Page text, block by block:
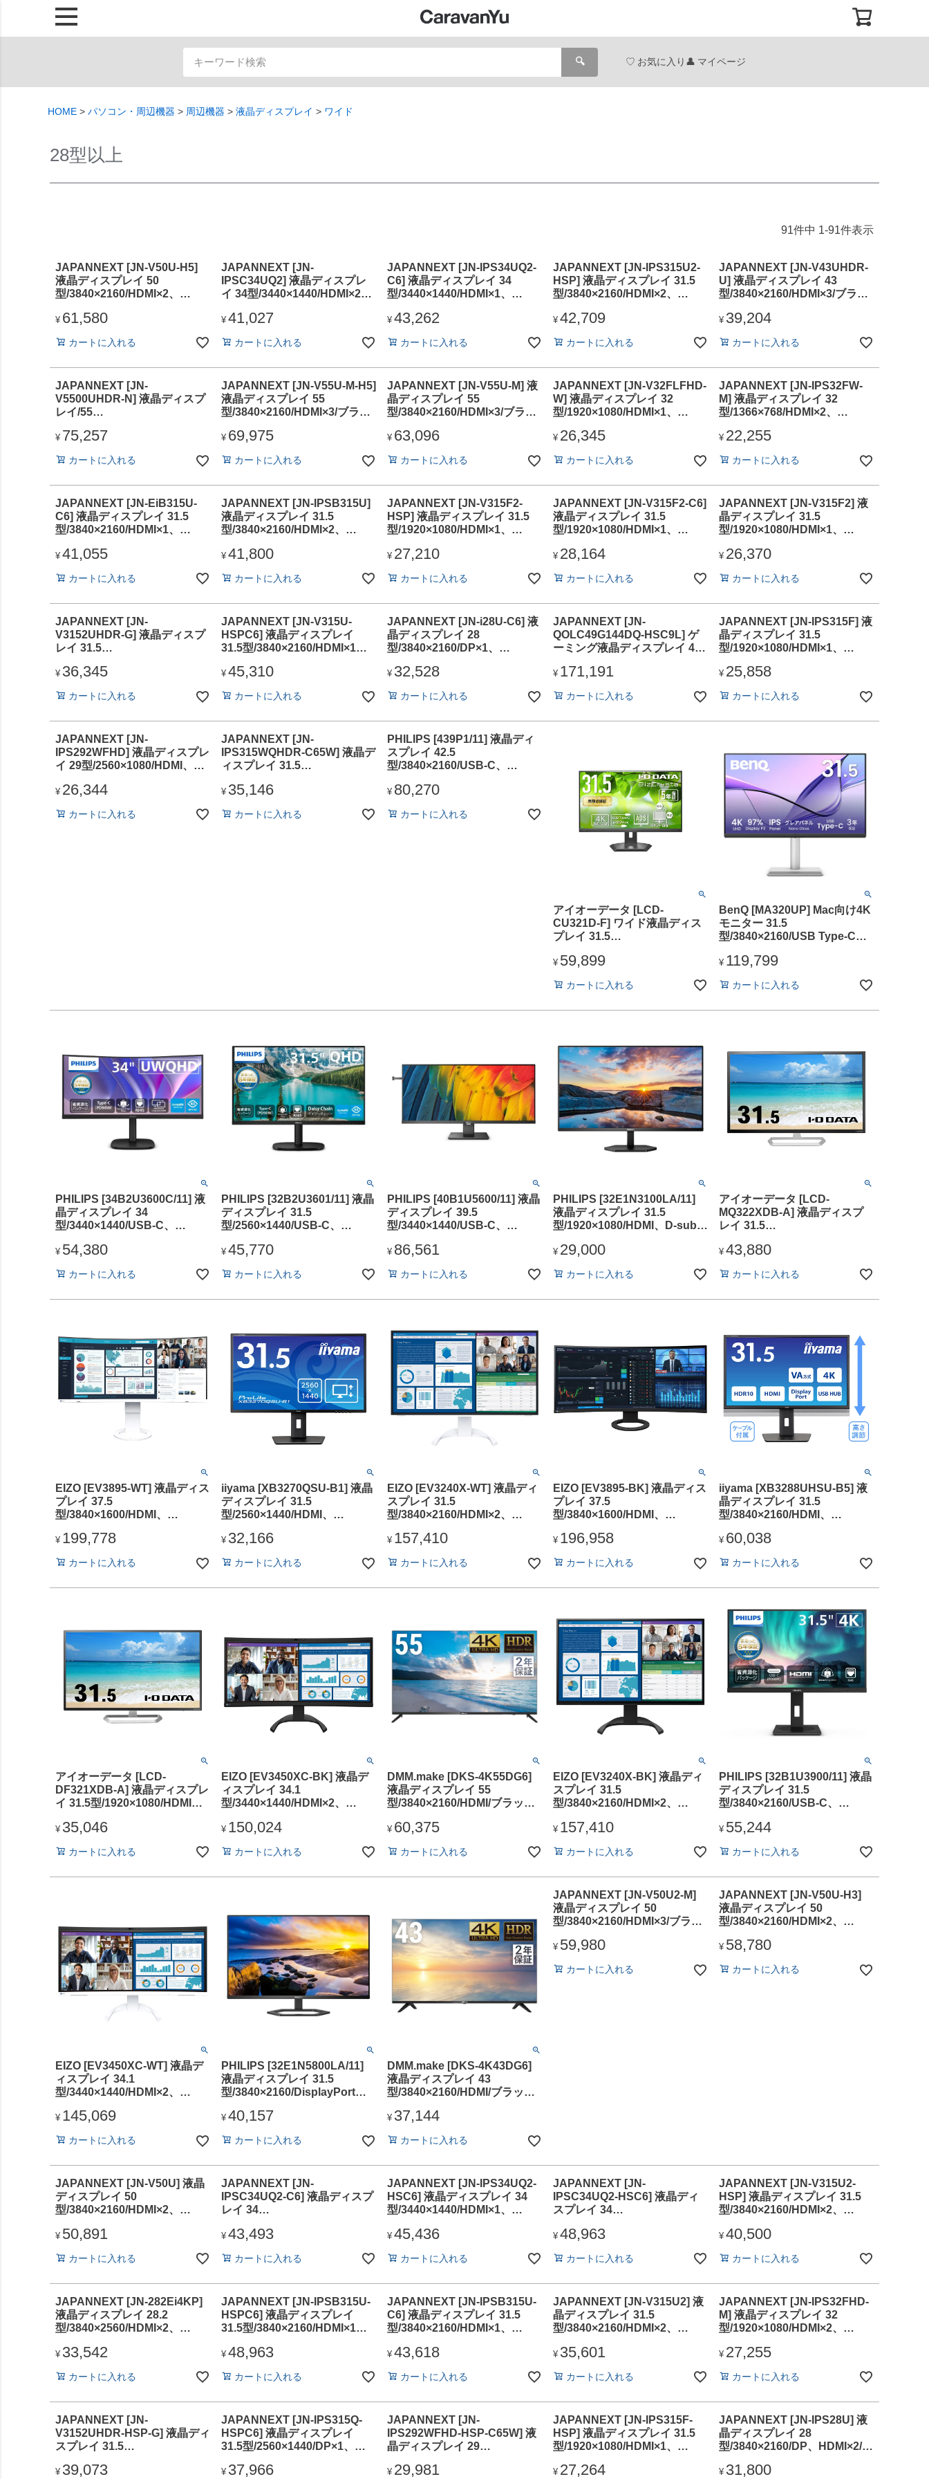
🔍 お気に入り マイページ
HOME パソコン・周辺機器 周辺機器 液晶ディスプレイ ワイド
28型以上
91件中 1-91件表示
JAPANNEXT [JN-V50U-H5]
液晶ディスプレイ 50
型/3840×2160/HDMI×2、
年保証
¥ 61,580
カートに入れる
JAPANNEXT [JN-
IPSC34UQ2] 液晶ディスプレ
イ 34型/3440×1440/HDMI×2、
年保証
¥ 41,027
カートに入れる
JAPANNEXT [JN-IPS34UQ2-
C6] 液晶ディスプレイ 34
型/3440×1440/HDMI×1、
ピーカー有/2年保証
¥ 43,262
カートに入れる
JAPANNEXT [JN-IPS315U2-
HSP] 液晶ディスプレイ 31.5
型/3840×2160/HDMI×2、
年保証
¥ 42,709
カートに入れる
JAPANNEXT [JN-V43UHDR-
U] 液晶ディスプレイ 43
型/3840×2160/HDMI×3/ブラッ
¥ 39,204
カートに入れる
JAPANNEXT [JN-
V5500UHDR-N] 液晶ディスプ
レイ/55
DP×1、VGA×1/ブラック/スピ
¥ 75,257
カートに入れる
JAPANNEXT [JN-V55U-M-H5]
液晶ディスプレイ 55
型/3840×2160/HDMI×3/ブラッ
¥ 69,975
カートに入れる
JAPANNEXT [JN-V55U-M] 液
晶ディスプレイ 55
型/3840×2160/HDMI×3/ブラッ
¥ 63,096
カートに入れる
JAPANNEXT [JN-V32FLFHD-
W] 液晶ディスプレイ 32
型/1920×1080/HDMI×1、
有/2年保証
¥ 26,345
カートに入れる
JAPANNEXT [JN-IPS32FW-
M] 液晶ディスプレイ 32
型/1366×768/HDMI×2、
有/2年保証
¥ 22,255
カートに入れる
JAPANNEXT [JN-EiB315U-
C6] 液晶ディスプレイ 31.5
型/3840×2160/HDMI×1、
ピーカー有/2年保証
¥ 41,055
カートに入れる
JAPANNEXT [JN-IPSB315U]
液晶ディスプレイ 31.5
型/3840×2160/HDMI×2、
年保証
¥ 41,800
カートに入れる
JAPANNEXT [JN-V315F2-
HSP] 液晶ディスプレイ 31.5
型/1920×1080/HDMI×1、
無/2年保証
¥ 27,210
カートに入れる
JAPANNEXT [JN-V315F2-C6]
液晶ディスプレイ 31.5
型/1920×1080/HDMI×1、
ピーカー無/2年保証
¥ 28,164
カートに入れる
JAPANNEXT [JN-V315F2] 液
晶ディスプレイ 31.5
型/1920×1080/HDMI×1、
無/2年保証
¥ 26,370
カートに入れる
JAPANNEXT [JN-
V3152UHDR-G] 液晶ディスプ
レイ 31.5
DP×1/ブラック/スピーカー有/2
¥ 36,345
カートに入れる
JAPANNEXT [JN-V315U-
HSPC6] 液晶ディスプレイ
31.5型/3840×2160/HDMI×1、
ク/スピーカー有/2年保証
¥ 45,310
カートに入れる
JAPANNEXT [JN-i28U-C6] 液
晶ディスプレイ 28
型/3840×2160/DP×1、
スピーカー有/2年保証
¥ 32,528
カートに入れる
JAPANNEXT [JN-
QOLC49G144DQ-HSC9L] ゲ
ーミング液晶ディスプレイ 49
C、DP×1/ブラック/スピーカー
¥ 171,191
カートに入れる
JAPANNEXT [JN-IPS315F] 液
晶ディスプレイ 31.5
型/1920×1080/HDMI×1、
有/2年保証
¥ 25,858
カートに入れる
JAPANNEXT [JN-
IPS292WFHD] 液晶ディスプレ
イ 29型/2560×1080/HDMI、
年保証
¥ 26,344
カートに入れる
JAPANNEXT [JN-
IPS315WQHDR-C65W] 液晶デ
ィスプレイ 31.5
USB-C×1/ブラック/スピーカー
¥ 35,146
カートに入れる
PHILIPS [439P1/11] 液晶ディ
スプレイ 42.5
型/3840×2160/USB-C、
スピーカー：あり/5年間フル保
¥ 80,270
カートに入れる
アイオーデータ [LCD-
CU321D-F] ワイド液晶ディス
プレイ 31.5
DisplayPort×1、USB Type-
り/4K、高精細でなめらかな映
¥ 59,899
カートに入れる
BenQ [MA320UP] Mac向け4K
モニター 31.5
型/3840×2160/USB Type-C
ピーカー(3Wx2)/IPS/Nano
97%/VESA DisplayHDR 600/
¥ 119,799
カートに入れる
PHILIPS [34B2U3600C/11] 液
晶ディスプレイ 34
型/3440×1440/USB-C、
スピーカー：あり/5年間フル保
タンド/給電(PD)90W
¥ 54,380
カートに入れる
PHILIPS [32B2U3601/11] 液晶
ディスプレイ 31.5
型/2560×1440/USB-C、
スピーカー：あり/5年間フル保
¥ 45,770
カートに入れる
PHILIPS [40B1U5600/11] 液晶
ディスプレイ 39.5
型/3440×1440/USB-C、
スピーカー：あり/5年間フル保
(PD)100W
¥ 86,561
カートに入れる
PHILIPS [32E1N3100LA/11]
液晶ディスプレイ 31.5
型/1920×1080/HDMI、D-sub/
年間フル保証
¥ 29,000
カートに入れる
アイオーデータ [LCD-
MQ322XDB-A] 液晶ディスプ
レイ 31.5
DisplayPort/ブラック/スピー
角ADSパネル
¥ 43,880
カートに入れる
EIZO [EV3895-WT] 液晶ディス
プレイ 37.5
型/3840×1600/HDMI、
ワイト/スピーカー：あり
¥ 199,778
カートに入れる
iiyama [XB3270QSU-B1] 液晶
ディスプレイ 31.5
型/2560×1440/HDMI、
カー：あり/IPS方式
¥ 32,166
カートに入れる
EIZO [EV3240X-WT] 液晶ディ
スプレイ 31.5
型/3840×2160/HDMI×2、
ワイト/スピーカー：あり
¥ 157,410
カートに入れる
EIZO [EV3895-BK] 液晶ディス
プレイ 37.5
型/3840×1600/HDMI、
ラック/スピーカー：あり
¥ 196,958
カートに入れる
iiyama [XB3288UHSU-B5] 液
晶ディスプレイ 31.5
型/3840×2160/HDMI、
カー：あり/VA方式パネル/昇降
¥ 60,038
カートに入れる
アイオーデータ [LCD-
DF321XDB-A] 液晶ディスプレ
イ 31.5型/1920×1080/HDMI、
カー：あり/「5年保証」広視野
¥ 35,046
カートに入れる
EIZO [EV3450XC-BK] 液晶デ
ィスプレイ 34.1
型/3440×1440/HDMI×2、
ラック/スピーカー：あり
¥ 150,024
カートに入れる
DMM.make [DKS-4K55DG6]
液晶ディスプレイ 55
型/3840×2160/HDMI/ブラック/
¥ 60,375
カートに入れる
EIZO [EV3240X-BK] 液晶ディ
スプレイ 31.5
型/3840×2160/HDMI×2、
ラック/スピーカー：あり
¥ 157,410
カートに入れる
PHILIPS [32B1U3900/11] 液晶
ディスプレイ 31.5
型/3840×2160/USB-C、
スピーカー：あり/5年間フル保
省資源化パッケージ
¥ 55,244
カートに入れる
EIZO [EV3450XC-WT] 液晶デ
ィスプレイ 34.1
型/3440×1440/HDMI×2、
ワイト/スピーカー：あり
¥ 145,069
カートに入れる
PHILIPS [32E1N5800LA/11]
液晶ディスプレイ 31.5
型/3840×2160/DisplayPort、
あり/5年間フル保証/昇降スタ
¥ 40,157
カートに入れる
DMM.make [DKS-4K43DG6]
液晶ディスプレイ 43
型/3840×2160/HDMI/ブラック/
¥ 37,144
カートに入れる
JAPANNEXT [JN-V50U2-M]
液晶ディスプレイ 50
型/3840×2160/HDMI×3/ブラッ
¥ 59,980
カートに入れる
JAPANNEXT [JN-V50U-H3]
液晶ディスプレイ 50
型/3840×2160/HDMI×2、
年保証
¥ 58,780
カートに入れる
JAPANNEXT [JN-V50U] 液晶
ディスプレイ 50
型/3840×2160/HDMI×2、
年保証
¥ 50,891
カートに入れる
JAPANNEXT [JN-
IPSC34UQ2-C6] 液晶ディスプ
レイ 34
DP×1、USB-C×1/ブラック/ス
¥ 43,493
カートに入れる
JAPANNEXT [JN-IPS34UQ2-
HSC6] 液晶ディスプレイ 34
型/3440×1440/HDMI×1、
ピーカー有/2年保証
¥ 45,436
カートに入れる
JAPANNEXT [JN-
IPSC34UQ2-HSC6] 液晶ディ
スプレイ 34
DP×1、USB-C×1/ブラック/ス
¥ 48,963
カートに入れる
JAPANNEXT [JN-V315U2-
HSP] 液晶ディスプレイ 31.5
型/3840×2160/HDMI×2、
年保証
¥ 40,500
カートに入れる
JAPANNEXT [JN-282Ei4KP]
液晶ディスプレイ 28.2
型/3840×2560/HDMI×2、
年保証
¥ 33,542
カートに入れる
JAPANNEXT [JN-IPSB315U-
HSPC6] 液晶ディスプレイ
31.5型/3840×2160/HDMI×1、
ピーカー有/2年保証
¥ 48,963
カートに入れる
JAPANNEXT [JN-IPSB315U-
C6] 液晶ディスプレイ 31.5
型/3840×2160/HDMI×1、
ピーカー有/2年保証
¥ 43,618
カートに入れる
JAPANNEXT [JN-V315U2] 液
晶ディスプレイ 31.5
型/3840×2160/HDMI×2、
年保証
¥ 35,601
カートに入れる
JAPANNEXT [JN-IPS32FHD-
M] 液晶ディスプレイ 32
型/1920×1080/HDMI×2、
有/2年保証
¥ 27,255
カートに入れる
JAPANNEXT [JN-
V3152UHDR-HSP-G] 液晶ディ
スプレイ 31.5
DP×1/ブラック/スピーカー有/2
¥ 39,073
JAPANNEXT [JN-IPS315Q-
HSPC6] 液晶ディスプレイ
31.5型/2560×1440/DP×1、
スピーカー有/2年保証
¥ 37,966
JAPANNEXT [JN-
IPS292WFHD-HSP-C65W] 液
晶ディスプレイ 29
DP×1、USB-C×1/ブラック/ス
¥ 29,981
JAPANNEXT [JN-IPS315F-
HSP] 液晶ディスプレイ 31.5
型/1920×1080/HDMI×1、
有/2年保証
¥ 27,264
JAPANNEXT [JN-IPS28U] 液
晶ディスプレイ 28
型/3840×2160/DP、HDMI×2/ブ
¥ 31,800